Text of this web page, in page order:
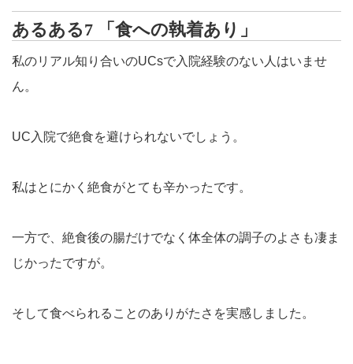
あるある7 「食への執着あり」
私のリアル知り合いのUCsで入院経験のない人はいませ
ん。
UC入院で絶食を避けられないでしょう。
私はとにかく絶食がとても辛かったです。
一方で、絶食後の腸だけでなく体全体の調子のよさも凄ま
じかったですが。
そして食べられることのありがたさを実感しました。